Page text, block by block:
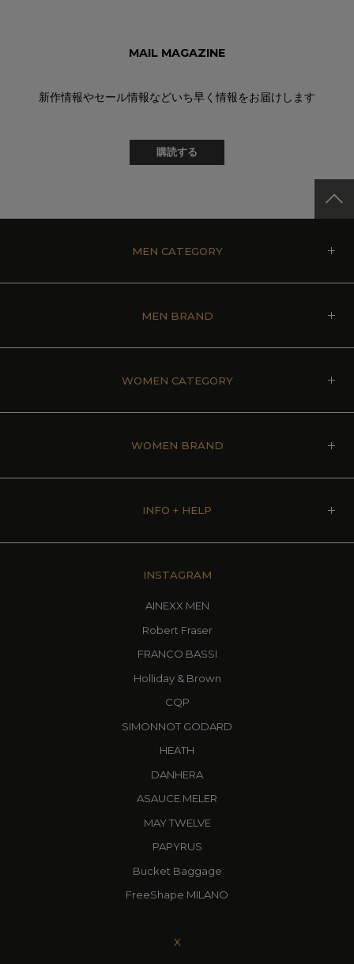
MAIL MAGAZINE
新作情報やセール情報などいち早く情報をお届けします
購読する
MEN CATEGORY
MEN BRAND
WOMEN CATEGORY
WOMEN BRAND
INFO + HELP
INSTAGRAM
AINEXX MEN
Robert Fraser
FRANCO BASSI
Holliday & Brown
CQP
SIMONNOT GODARD
HEATH
DANHERA
ASAUCE MELER
MAY TWELVE
PAPYRUS
Bucket Baggage
FreeShape MILANO
X